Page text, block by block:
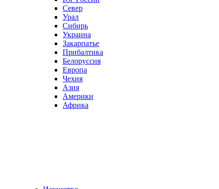
Север
Урал
Сибирь
Украина
Закарпатье
Прибалтика
Белоруссия
Европа
Чехия
Азия
Америки
Африка